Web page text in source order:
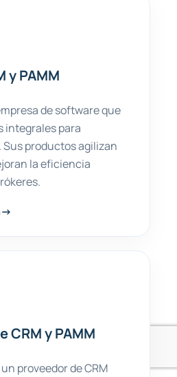
y PAMM
de software que
integrales para
Sus productos agilizan
la eficiencia
→
CRM y PAMM
proveedor de CRM